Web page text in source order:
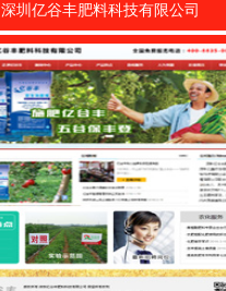
深圳亿谷丰肥料科技有限公司